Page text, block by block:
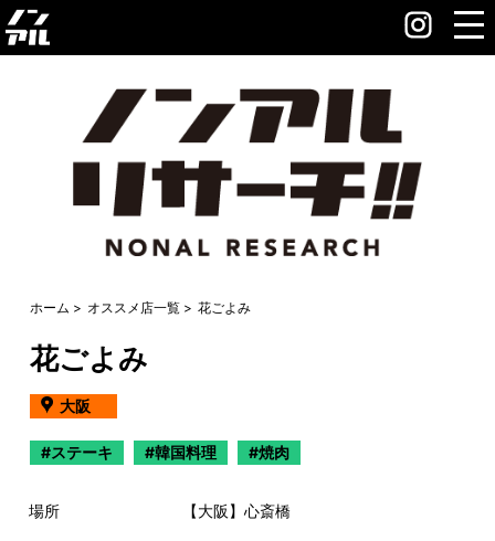
ホーム オススメ店一覧 花ごよみ
花ごよみ
大阪
ステーキ 韓国料理 焼肉
場所 【大阪】心斎橋